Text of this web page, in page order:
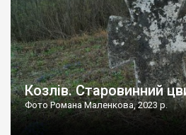
Козлів. Старовинний
Фото Романа Маленкова, 2023 р.